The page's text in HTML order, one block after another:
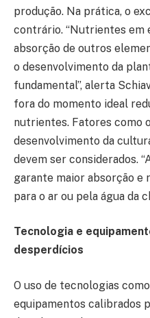
produção. Na prática, o
contrário. “Nutrientes em
absorção de outros
o desenvolvimento da
fundamental”, alerta
fora do momento ideal
nutrientes. Fatores como
desenvolvimento da
devem ser considerados.
garante maior absorção e
para o ar ou pela água da
Tecnologia e
desperdícios
O uso de tecnologias
equipamentos calibrados